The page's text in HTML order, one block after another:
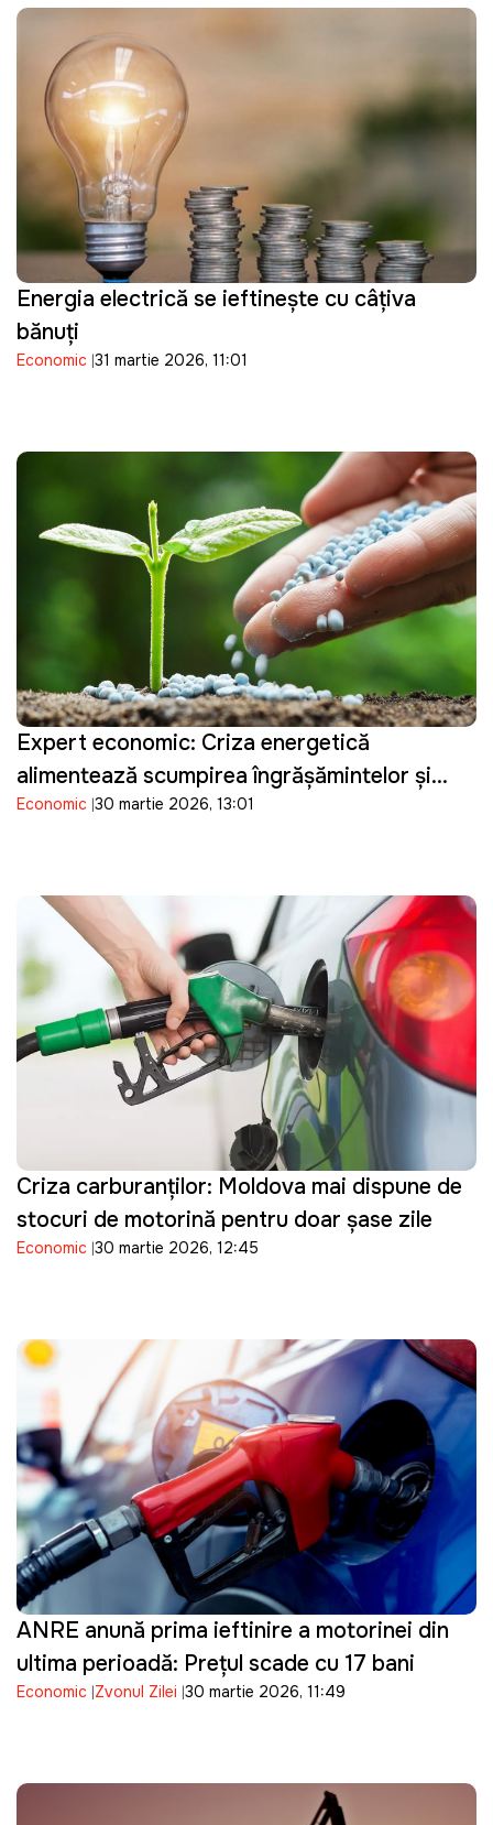
Energia electrică se ieftineşte cu câţiva
bănuţi
Economic 31 martie 2026, 11:01
Expert economic: Criza energetică
alimentează scumpirea îngrășămintelor și
pune presiune pe agricultura din Republica
Economic 30 martie 2026, 13:01
Criza carburanților: Moldova mai dispune de
stocuri de motorină pentru doar șase zile
Economic 30 martie 2026, 12:45
ANRE anunță prima ieftinire a motorinei din
ultima perioadă: Prețul scade cu 17 bani
Economic Zvonul Zilei 30 martie 2026, 11:49